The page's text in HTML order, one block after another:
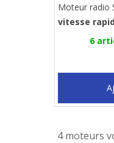
Moteur radio
vitesse
6
4 moteurs